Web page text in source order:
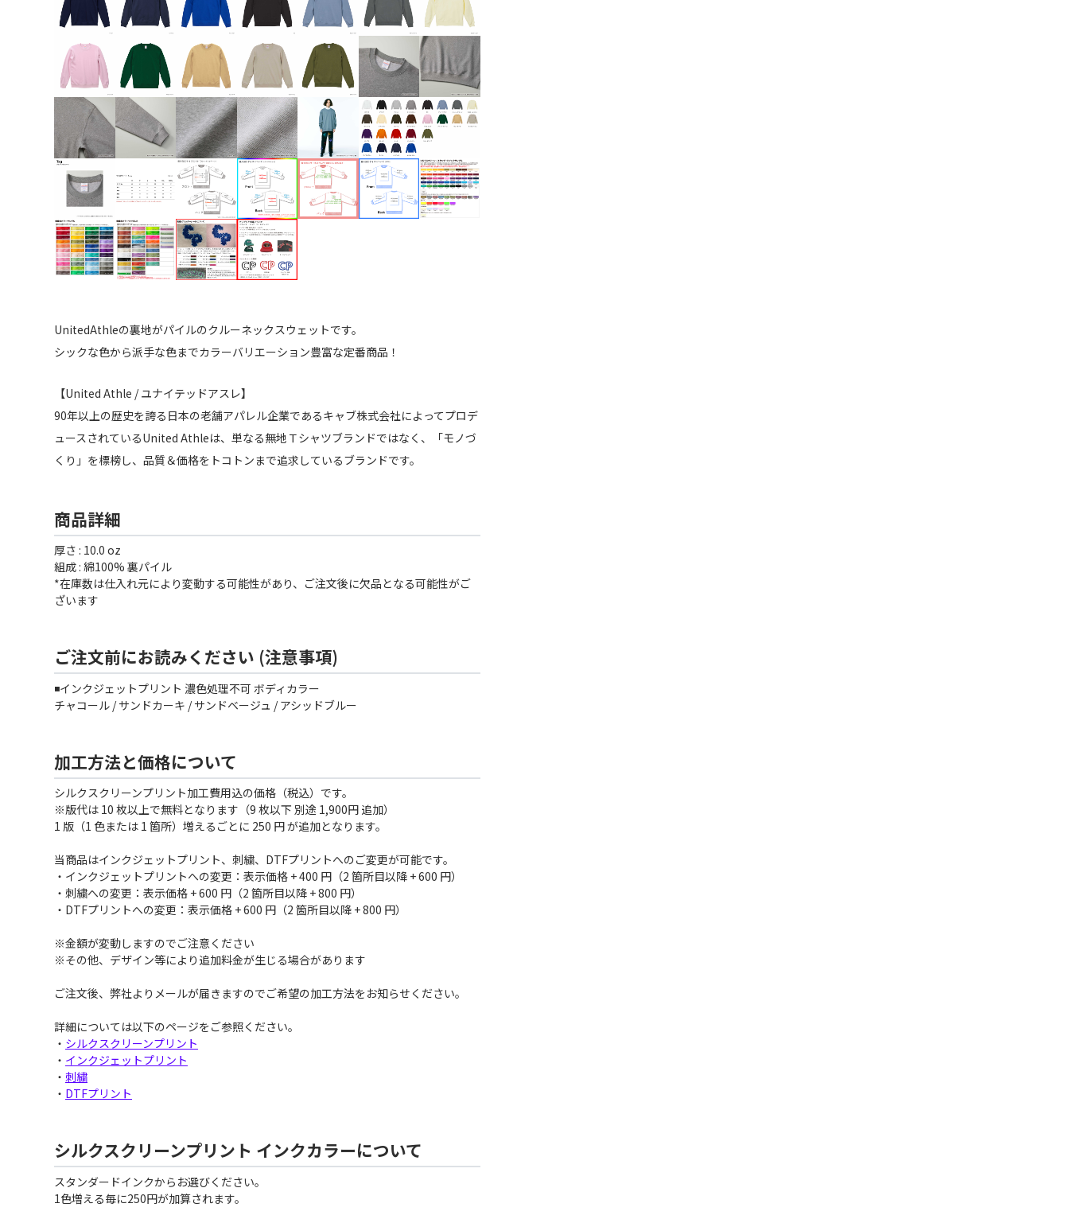
UnitedAthleの裏地がパイルのクルーネックスウェットです。
シックな色から派手な色までカラーバリエーション豊富な定番商品！
【United Athle / ユナイテッドアスレ】
90年以上の歴史を誇る日本の老舗アパレル企業であるキャブ株式会社によってプロデ
ュースされているUnited Athleは、単なる無地Ｔシャツブランドではなく、「モノづ
くり」を標榜し、品質＆価格をトコトンまで追求しているブランドです。
商品詳細
厚さ : 10.0 oz
組成 : 綿100% 裏パイル
*在庫数は仕入れ元により変動する可能性があり、ご注文後に欠品となる可能性がご
ざいます
ご注文前にお読みください (注意事項)
◾️インクジェットプリント 濃色処理不可 ボディカラー
チャコール / サンドカーキ / サンドベージュ / アシッドブルー
加工方法と価格について
シルクスクリーンプリント加工費用込の価格（税込）です。
※版代は 10 枚以上で無料となります（9 枚以下 別途 1,900円 追加）
1 版（1 色または 1 箇所）増えるごとに 250 円 が追加となります。
当商品はインクジェットプリント、刺繍、DTFプリントへのご変更が可能です。
・インクジェットプリントへの変更：表示価格 + 400 円（2 箇所目以降 + 600 円）
・刺繍への変更：表示価格 + 600 円（2 箇所目以降 + 800 円）
・DTFプリントへの変更：表示価格 + 600 円（2 箇所目以降 + 800 円）
※金額が変動しますのでご注意ください
※その他、デザイン等により追加料金が生じる場合があります
ご注文後、弊社よりメールが届きますのでご希望の加工方法をお知らせください。
詳細については以下のページをご参照ください。
・ シルクスクリーンプリント
・ インクジェットプリント
・ 刺繍
・ DTFプリント
シルクスクリーンプリント インクカラーについて
スタンダードインクからお選びください。
1色増える毎に250円が加算されます。